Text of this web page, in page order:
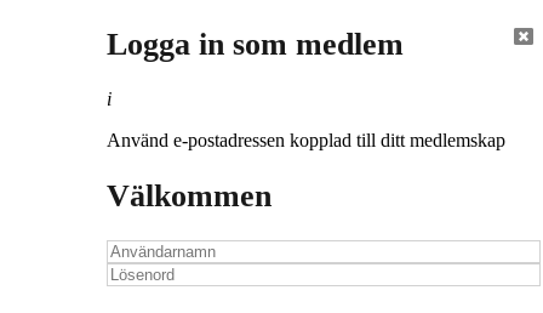
Logga in som medlem
i
Använd e-postadressen kopplad till ditt medlemskap
Välkommen